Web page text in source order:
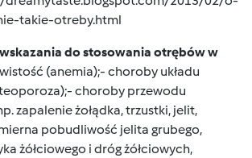
takie-otreby.html
do stosowania otrębów w
(anemia);- choroby układu
choroby przewodu
zapalenie żołądka, trzustki, jelit,
pobudliwość jelita grubego,
żółciowego i dróg żółciowych,